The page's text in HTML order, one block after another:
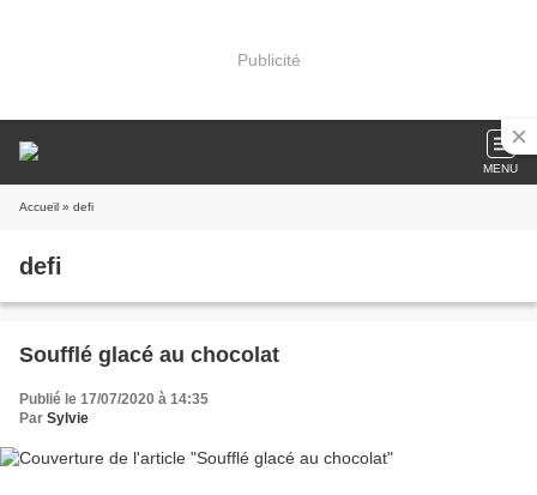
Publicité
MENU
Accueil » defi
defi
Soufflé glacé au chocolat
Publié le 17/07/2020 à 14:35
Par Sylvie